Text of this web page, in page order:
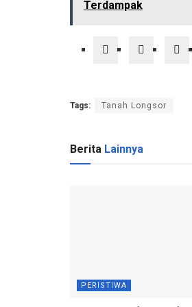
Terdampak
Tags: Tanah Longsor
Berita Lainnya
PERISTIWA